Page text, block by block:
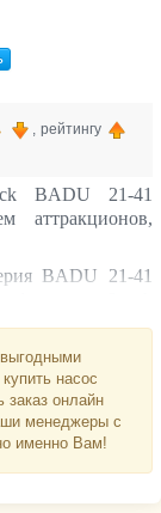
, рейтингу
BADU 21-41
аттракционов,
BADU 21-41
Speck
и трехфазным
Входное
– 2”.
насос
онлайн
менеджеры с
именно Вам!